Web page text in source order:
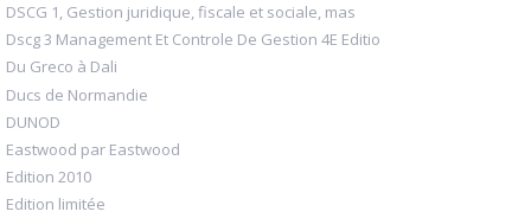
DSCG 1, Gestion juridique, fiscale et sociale, mas
Dscg 3 Management Et Controle De Gestion 4E Editio
Du Greco à Dali
Ducs de Normandie
DUNOD
Eastwood par Eastwood
Edition 2010
Edition limitée